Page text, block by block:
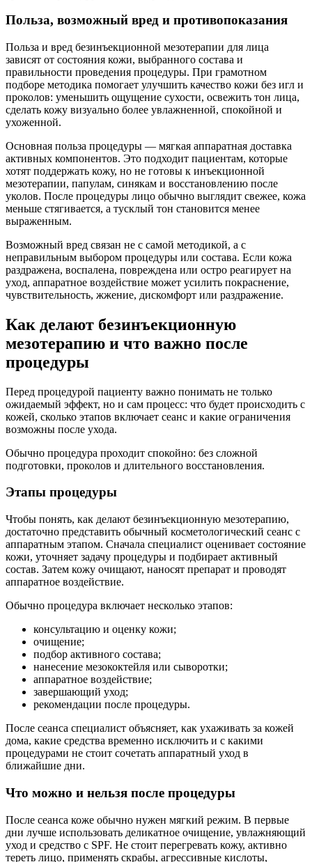
Польза, возможный вред и противопоказания
Польза и вред безинъекционной мезотерапии для лица
зависят от состояния кожи, выбранного состава и
правильности проведения процедуры. При грамотном
подборе методика помогает улучшить качество кожи без игл и
проколов: уменьшить ощущение сухости, освежить тон лица,
сделать кожу визуально более увлажненной, спокойной и
ухоженной.
Основная польза процедуры — мягкая аппаратная доставка
активных компонентов. Это подходит пациентам, которые
хотят поддержать кожу, но не готовы к инъекционной
мезотерапии, папулам, синякам и восстановлению после
уколов. После процедуры лицо обычно выглядит свежее, кожа
меньше стягивается, а тусклый тон становится менее
выраженным.
Возможный вред связан не с самой методикой, а с
неправильным выбором процедуры или состава. Если кожа
раздражена, воспалена, повреждена или остро реагирует на
уход, аппаратное воздействие может усилить покраснение,
чувствительность, жжение, дискомфорт или раздражение.
Как делают безинъекционную
мезотерапию и что важно после
процедуры
Перед процедурой пациенту важно понимать не только
ожидаемый эффект, но и сам процесс: что будет происходить с
кожей, сколько этапов включает сеанс и какие ограничения
возможны после ухода.
Обычно процедура проходит спокойно: без сложной
подготовки, проколов и длительного восстановления.
Этапы процедуры
Чтобы понять, как делают безинъекционную мезотерапию,
достаточно представить обычный косметологический сеанс с
аппаратным этапом. Сначала специалист оценивает состояние
кожи, уточняет задачу процедуры и подбирает активный
состав. Затем кожу очищают, наносят препарат и проводят
аппаратное воздействие.
Обычно процедура включает несколько этапов:
консультацию и оценку кожи;
очищение;
подбор активного состава;
нанесение мезококтейля или сыворотки;
аппаратное воздействие;
завершающий уход;
рекомендации после процедуры.
После сеанса специалист объясняет, как ухаживать за кожей
дома, какие средства временно исключить и с какими
процедурами не стоит сочетать аппаратный уход в
ближайшие дни.
Что можно и нельзя после процедуры
После сеанса коже обычно нужен мягкий режим. В первые
дни лучше использовать деликатное очищение, увлажняющий
уход и средство с SPF. Не стоит перегревать кожу, активно
тереть лицо, применять скрабы, агрессивные кислоты,